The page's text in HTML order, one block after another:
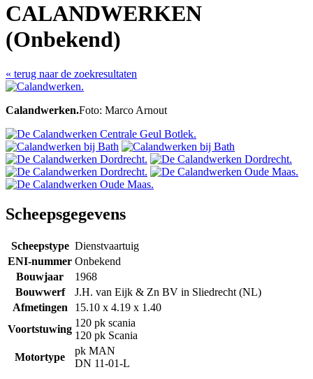
CALANDWERKEN
(Onbekend)
« terug naar de zoekresultaten
Calandwerken.Foto: Marco Arnout
Scheepsgegevens
Scheepstype Dienstvaartuig
ENI-nummer Onbekend
Bouwjaar
1968
Bouwwerf
J.H. van Eijk & Zn BV in Sliedrecht (NL)
Afmetingen
15.10 x 4.19 x 1.40
Voortstuwing
120 pk scania
120 pk Scania
Motortype
pk MAN
DN 11-01-L